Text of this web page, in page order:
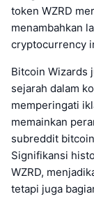
token WZRD
menambahkan
cryptocurrency
Bitcoin Wizards
sejarah dalam
memperingati
memainkan
subreddit
Signifikansi
WZRD,
tetapi juga